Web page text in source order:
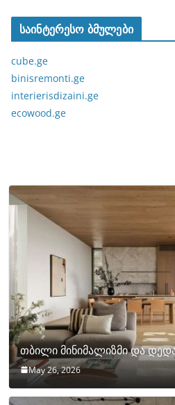
საინტერესო ბმულები
cube.ge
binisremonti.ge
interierisdizaini.ge
ecowood.ge
თბილი მინიმალიზმი და
May 26, 2026